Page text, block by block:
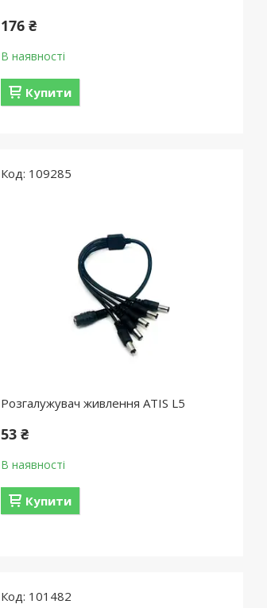
176 ₴
В наявності
Купити
109285
Розгалужувач живлення ATIS L5
53 ₴
В наявності
Купити
101482